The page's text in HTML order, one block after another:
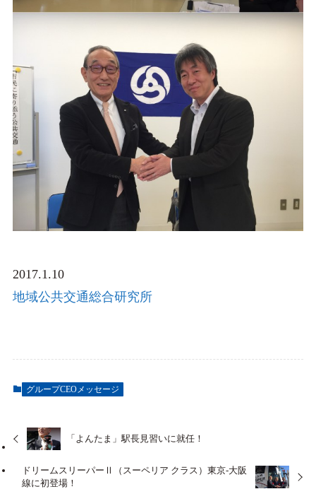
2017.1.10
地域公共交通総合研究所
グループCEOメッセージ
「よんたま」駅長見習いに就任！
ドリームスリーパーⅡ（スーペリア クラス）東京-大阪
線に初登場！